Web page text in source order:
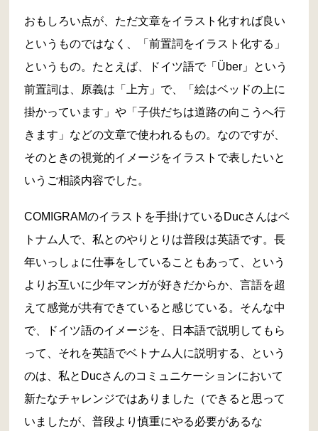
おもしろい点が、ただ文章をイラスト化すれば良い
というものではなく、「前置詞をイラスト化する」
というもの。たとえば、ドイツ語で「Über」という
前置詞は、原義は「上方」で、「絵はベッドの上に
掛かっています」や「子供だちは道路の向こうへ行
きます」などの文章で使われるもの。なのですが、
そのときの視覚的イメージをイラストで表したいと
いうご相談内容でした。
COMIGRAMのイラストを手掛けているDucさんはベ
トナム人で、私とのやりとりは普段は英語です。長
年いっしょに仕事をしていることもあって、という
よりお互いに少年マンガが好きだからか、言語を超
えて感覚が共有できていると感じている。そんな中
で、ドイツ語のイメージを、日本語で説明してもら
って、それを英語でベトナム人に説明する、という
のは、私とDucさんのコミュニケーションにおいて
新たなチャレンジではありました（できると思って
いましたが、普段より慎重にやる必要があるな